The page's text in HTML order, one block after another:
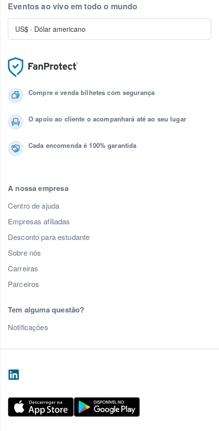
Compre e venda bilhetes com segurança
O apoio ao cliente o acompanhará até ao seu lugar
Cada encomenda é 100% garantida
A nossa empresa
Centro de ajuda
Empresas afiliadas
Desconto para estudante
Sobre nós
Carreiras
Parceiros
Tem alguma questão?
Notificações
Eventos ao vivo em todo o mundo
US$ · Dólar americano